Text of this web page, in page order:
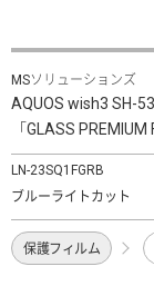
MSソリューションズ
AQUOS wish3 SH-
「GLASS
LN-23SQ1FGRB
ブルーライトカット
保護フィルム